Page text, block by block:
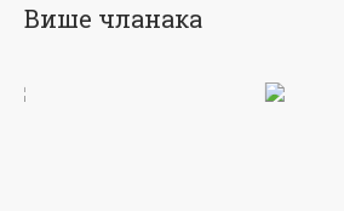
Више чланака